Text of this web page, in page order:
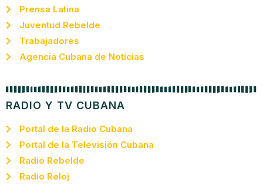
Prensa Latina
Juventud Rebelde
Trabajadores
Agencia Cubana de Noticias
RADIO Y TV CUBANA
Portal de la Radio Cubana
Portal de la Televisión Cubana
Radio Rebelde
Radio Reloj